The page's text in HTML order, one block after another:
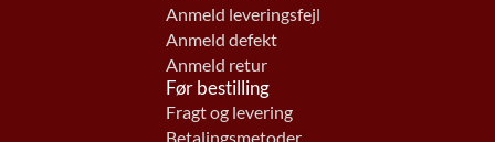
Anmeld leveringsfejl
Anmeld defekt
Anmeld retur
Før bestilling
Fragt og levering
Betalingsmetoder